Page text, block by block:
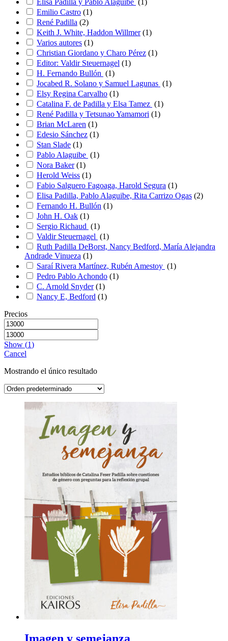
Emilio Castro (1)
René Padilla (2)
Keith J. White, Haddon Willmer (1)
Varios autores (1)
Christian Giordano y Charo Pérez (1)
Editor: Valdir Steuernagel (1)
H. Fernando Bullón (1)
Jocabed R. Solano y Samuel Lagunas (1)
Elsy Regina Carvalho (1)
Catalina F. de Padilla y Elsa Tamez (1)
René Padilla y Tetsunao Yamamori (1)
Brian McLaren (1)
Edesio Sánchez (1)
Stan Slade (1)
Pablo Alaguibe (1)
Nora Baker (1)
Herold Weiss (1)
Fabio Salguero Fagoaga, Harold Segura (1)
Elisa Padilla, Pablo Alaguibe, Rita Carrizo Ogas (2)
Fernando H. Bullón (1)
John H. Oak (1)
Sergio Richaud (1)
Valdir Steuernagel (1)
Ruth Padilla DeBorst, Nancy Bedford, María Alejandra
Andrade Vinueza (1)
Saraí Rivera Martínez, Rubén Amestoy (1)
Pedro Pablo Achondo (1)
C. Arnold Snyder (1)
Nancy E, Bedford (1)
Precios
Show (1)
Cancel
Mostrando el único resultado
Imagen y semejanza